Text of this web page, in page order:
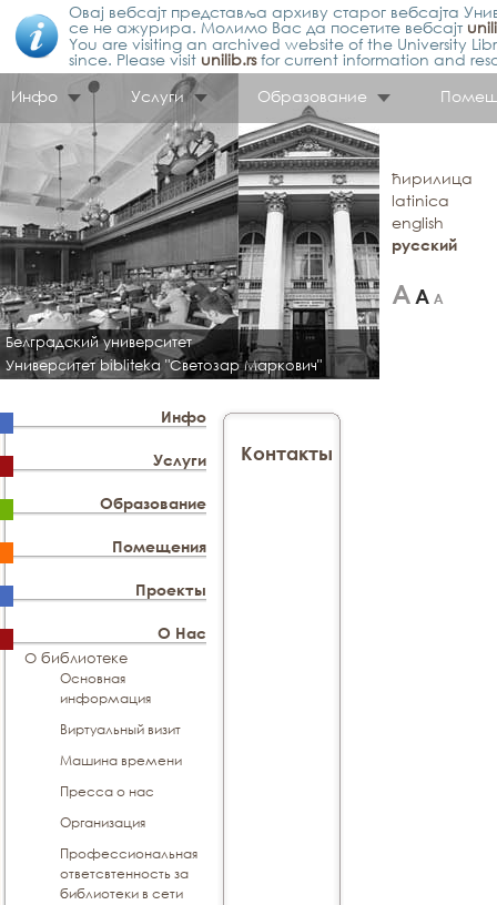
Овај вебсајт представља архиву старог вебсајта
се не ажурира. Молимо Вас да посетите вебсајт
You are visiting an archived website of the University
since. Please visit unilib.rsfor current information and
Инфо
Услуги Образование
Белградский университет
Университет bibliteka "Светозар Маркович"
ћирилица
latinica
english
русский
Инфо
Услуги
Образование
Помещения
Проекты
О Нас
О библиотеке
Основная
информация
Виртуальный визит
Машина времени
Пресса о нас
Организация
Профессиональная
ответсвтенность за
библиотеки в сети
Контакты